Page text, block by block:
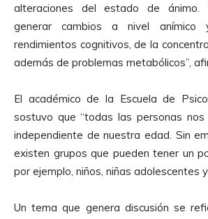
alteraciones del estado de ánimo.
generar cambios a nivel anímico
rendimientos cognitivos, de la
además de problemas metabólicos”,
El académico de la Escuela de
sostuvo que “todas las personas nos
independiente de nuestra edad. Sin
existen grupos que pueden tener un
por ejemplo, niños, niñas adolescentes
Un tema que genera discusión se